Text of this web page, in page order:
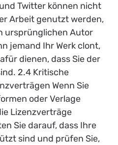
Twitter können nicht
Arbeit genutzt werden,
ursprünglichen Autor
jemand Ihr Werk clont,
dienen, dass Sie der
2.4 Kritische
Wenn Sie
oder Verlage
Lizenzverträge
Sie darauf, dass Ihre
sind und prüfen Sie,